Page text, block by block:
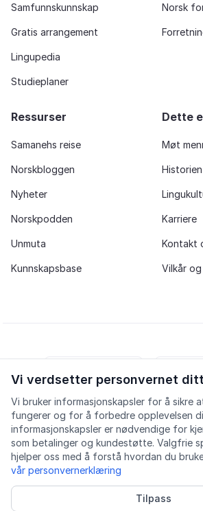
Vi verdsetter personvernet ditt
Vi bruker informasjonskapsler for å sikre
fungerer og for å forbedre opplevelsen
informasjonskapsler er nødvendige for
som betalinger og kundestøtte. Valgfrie
hjelper oss med å forstå hvordan du
vår personvernerklæring
Tilpass
Samfunnskunnskap
Gratis arrangement
Lingupedia
Studieplaner
Norsk
Ressurser
Samanehs reise
Norskbloggen
Nyheter
Norskpodden
Unmuta
Kunnskapsbase
Dette
Møt
Karriere
Kontakt
Vilkår
iOS app
FacebookInstagram
Personvern